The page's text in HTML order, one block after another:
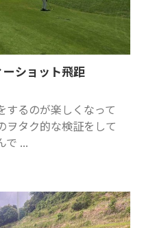
ショット飛距
するのが楽しくなって
ヲタク的な検証をして
で ...